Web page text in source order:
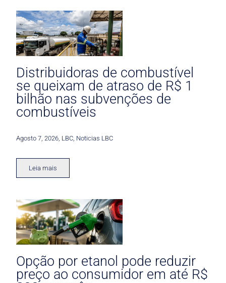
Distribuidoras de combustível
se queixam de atraso de R$ 1
bilhão nas subvenções de
combustíveis
Agosto 7, 2026 LBC Noticias LBC
Leia mais
Opção por etanol pode reduzir
preço ao consumidor em até R$